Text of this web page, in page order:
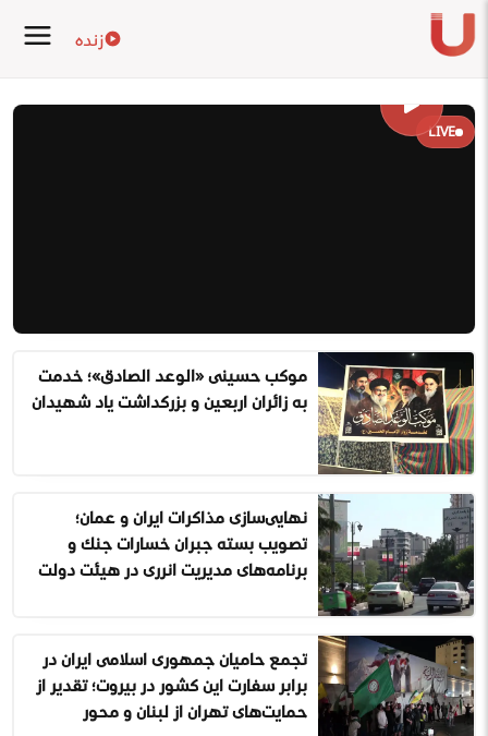
زنده
LIVE
موکب حسینی «الوعد الصادق»؛ خدمت
به زائران اربعین و بزرگداشت یاد شهیدان
نهایی‌سازی مذاکرات ایران و عمان؛
تصویب بسته جبران خسارات جنگ و
برنامه‌های مدیریت انرژی در هیئت دولت
تجمع حامیان جمهوری اسلامی ایران در
برابر سفارت این کشور در بیروت؛ تقدیر از
حمایت‌های تهران از لبنان و محور